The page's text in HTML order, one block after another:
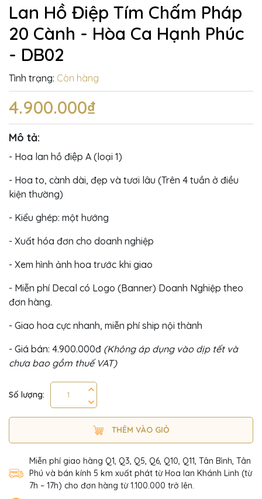
Lan Hồ Điệp Tím Chấm Pháp
20 Cành - Hòa Ca Hạnh Phúc
- DB02
Tình trạng: Còn hàng
4.900.000₫
Mô tả:
- Hoa lan hồ điệp A (loại 1)
- Hoa to, cành dài, đẹp và tươi lâu (Trên 4 tuần ở điều
kiện thường)
- Kiểu ghép: một hướng
- Xuất hóa đơn cho doanh nghiệp
- Xem hình ảnh hoa trước khi giao
- Miễn phí Decal có Logo (Banner) Doanh Nghiệp theo
đơn hàng.
- Giao hoa cực nhanh, miễn phí ship nội thành
- Giá bán: 4.900.000đ (Không áp dụng vào dịp tết và
chưa bao gồm thuế VAT)
Số lượng:
THÊM VÀO GIỎ
Miễn phí giao hàng Q1, Q3, Q5, Q6, Q10, Q11, Tân Bình, Tân
Phú và bán kính 5 km xuất phát từ Hoa lan Khánh Linh (từ
7h – 17h) cho đơn hàng từ 1.100.000 trở lên.